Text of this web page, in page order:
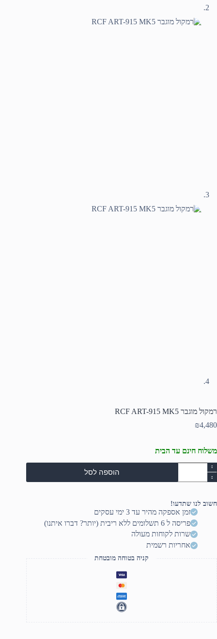
רמקול מוגבר RCF ART-915 MK5
₪4,480
משלוח חינם עד הבית
כמות
של
רמקול
ART-
הוספה לסל
חשוב לנו שתדעו!
זמן אספקה מהיר עד 3 ימי עסקים
פריסה ל 6 תשלומים ללא ריבית (יותר? דברו איתנו)
שרות לקוחות מעולה
אחריות רשמית
קניה בטוחה מובטחת